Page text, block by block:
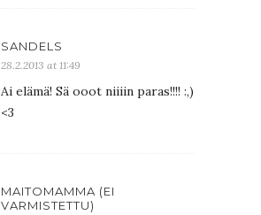
SANDELS
28.2.2013 at 11:49
Ai elämä! Sä ooot niiiin paras!!!! :,)
<3
MAITOMAMMA (EI
VARMISTETTU)